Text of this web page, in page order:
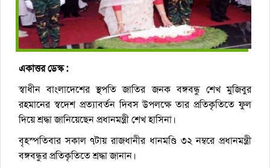
একাত্তর ডেস্ক :
স্বাধীন বাংলাদেশের স্থপতি জাতির জনক বঙ্গবন্ধু শেখ মুজিবুর
রহমানের স্বদেশ প্রত্যাবর্তন দিবস উপলক্ষে তার প্রতিকৃতিতে ফুল
দিয়ে শ্রদ্ধা জানিয়েছেন প্রধানমন্ত্রী শেখ হাসিনা।
বৃহস্পতিবার সকাল ৭টায় রাজধানীর ধানমণ্ডি ৩২ নম্বরে প্রধানমন্ত্রী
বঙ্গবন্ধুর প্রতিকৃতিতে শ্রদ্ধা জানান।